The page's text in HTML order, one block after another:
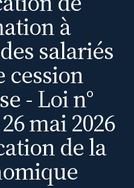
à
salariés
cession
- Loi n°
mai 2026
de la